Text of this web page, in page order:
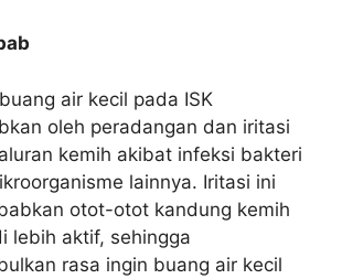
air kecil pada ISK
oleh peradangan dan iritasi
kemih akibat infeksi bakteri
lainnya. Iritasi ini
otot-otot kandung kemih
lebih aktif, sehingga
rasa ingin buang air kecil